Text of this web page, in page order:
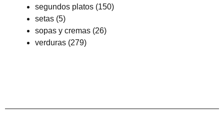
segundos platos (150)
setas (5)
sopas y cremas (26)
verduras (279)